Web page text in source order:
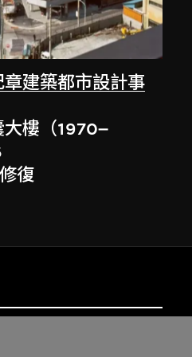
章建築都市設計事
大樓（1970–
復